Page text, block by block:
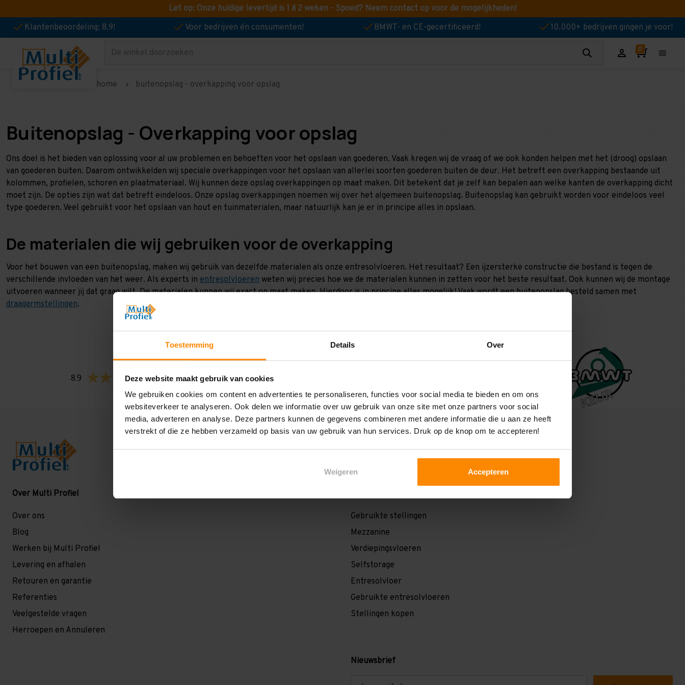
Toestemming Details Over
Deze website maakt gebruik van cookies
We gebruiken cookies om content en advertenties te personaliseren, functies voor social media te bieden en om ons
websiteverkeer te analyseren. Ook delen we informatie over uw gebruik van onze site met onze partners voor social
media, adverteren en analyse. Deze partners kunnen de gegevens combineren met andere informatie die u aan ze heeft
verstrekt of die ze hebben verzameld op basis van uw gebruik van hun services. Druk op de knop om te accepteren!
Weigeren Accepteren
Let op: Onze huidige levertijd is 1 á 2 weken - Spoed? Neem contact op voor de mogelijkheden!
Klantenbeoordeling: 8,9!
Voor bedrijven én consumenten! BMWT- en CE-gecertificeerd! 10.000+ bedrijven gingen je voor!
Zoeken
home buitenopslag - overkapping voor opslag
Buitenopslag - Overkapping voor opslag
Ons doel is het bieden van oplossing voor al uw problemen en behoeften voor het opslaan van goederen. Vaak kregen wij de vraag of we ook konden helpen met het (droog) opslaan
van goederen buiten. Daarom ontwikkelden wij speciale overkappingen voor het opslaan van allerlei soorten goederen buiten de deur. Het betreft een overkapping bestaande uit
kolommen, profielen, schoren en plaatmateriaal. Wij kunnen deze opslag overkappingen op maat maken. Dit betekent dat je zelf kan bepalen aan welke kanten de overkapping dicht
moet zijn. De opties zijn wat dat betreft eindeloos. Onze opslag overkappingen noemen wij over het algemeen buitenopslag. Buitenopslag kan gebruikt worden voor eindeloos veel
type goederen. Veel gebruikt voor het opslaan van hout en tuinmaterialen, maar natuurlijk kan je er in principe alles in opslaan.
De materialen die wij gebruiken voor de overkapping
Voor het bouwen van een buitenopslag, maken wij gebruik van dezelfde materialen als onze entresolvloeren. Het resultaat? Een ijzersterke constructie die bestand is tegen de
verschillende invloeden van het weer. Als experts in entresolvloeren weten wij precies hoe we de materialen kunnen in zetten voor het beste resultaat. Ook kunnen wij de montage
uitvoeren wanneer jij dat graag wilt. De materialen kunnen wij exact op maat maken. Hierdoor is in principe alles mogelijk! Vaak wordt een buitenopslag besteld samen met
draagarmstellingen.
8.9 268 reviews
Over Multi Profiel
Over ons
Blog
Werken bij Multi Profiel
Levering en afhalen
Retouren en garantie
Referenties
Veelgestelde vragen
Herroepen en Annuleren
Gebruikte stellingen
Mezzanine
Verdiepingsvloeren
Selfstorage
Entresolvloer
Gebruikte entresolvloeren
Stellingen kopen
Nieuwsbrief